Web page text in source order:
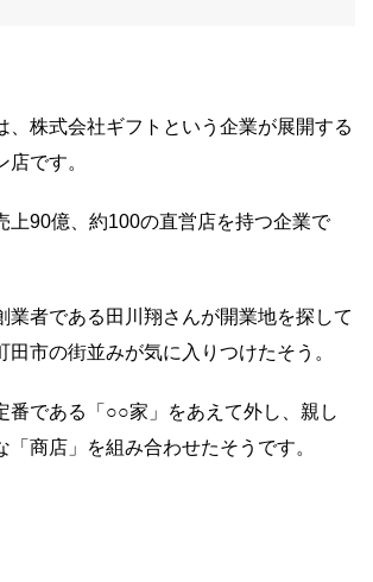
、株式会社ギフトという企業が展開する
です。
上90億、約100の直営店を持つ企業で
業者である田川翔さんが開業地を探して
田市の街並みが気に入りつけたそう。
番である「○○家」をあえて外し、親し
「商店」を組み合わせたそうです。